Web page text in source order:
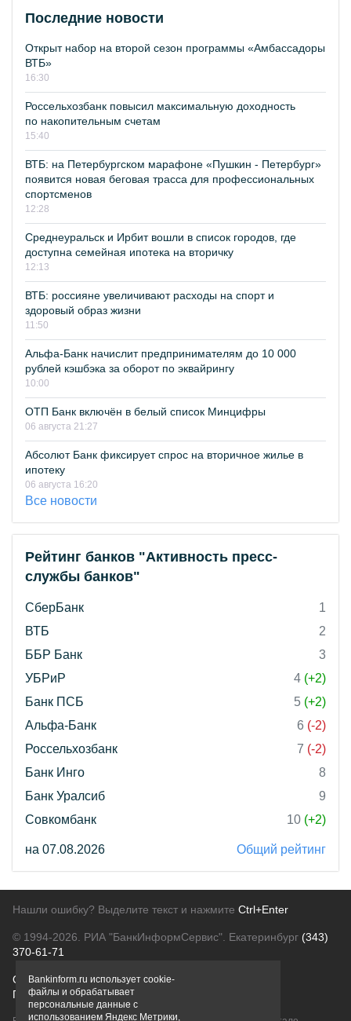
Последние новости
Открыт набор на второй сезон программы «Амбассадоры
ВТБ»
16:30
Россельхозбанк повысил максимальную доходность
по накопительным счетам
15:40
ВТБ: на Петербургском марафоне «Пушкин - Петербург»
появится новая беговая трасса для профессиональных
спортсменов
12:28
Среднеуральск и Ирбит вошли в список городов, где
доступна семейная ипотека на вторичку
12:13
ВТБ: россияне увеличивают расходы на спорт и
здоровый образ жизни
11:50
Альфа-Банк начислит предпринимателям до 10 000
рублей кэшбэка за оборот по эквайрингу
10:00
ОТП Банк включён в белый список Минцифры
06 августа 21:27
Абсолют Банк фиксирует спрос на вторичное жилье в
ипотеку
06 августа 16:20
Все новости
Рейтинг банков "Активность пресс-
службы банков"
СберБанк
1
ВТБ
2
ББР Банк
3
УБРиР
4 (+2)
Банк ПСБ
5 (+2)
Альфа-Банк
6 (-2)
Россельхозбанк
7 (-2)
Банк Инго
8
Банк Уралсиб
9
Совкомбанк
10 (+2)
на 07.08.2026 Общий рейтинг
Нашли ошибку? Выделите текст и нажмите Ctrl+Enter
© 1994-2026. РИА "БанкИнформСервис". Екатеринбург (343)
370-61-71
О проектеПолитика конфиденциальности
Правовая информацияДля рекламодателей
Bankinform.ru использует cookie-
файлы и обрабатывает
персональные данные с
использованием Яндекс Метрики,